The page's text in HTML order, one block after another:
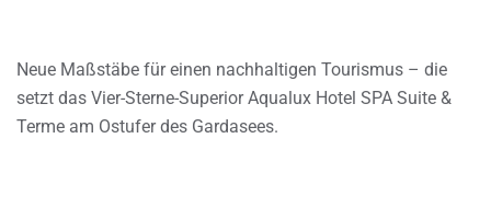
Neue Maßstäbe für einen nachhaltigen Tourismus – die
setzt das Vier-Sterne-Superior Aqualux Hotel SPA Suite &
Terme am Ostufer des Gardasees.